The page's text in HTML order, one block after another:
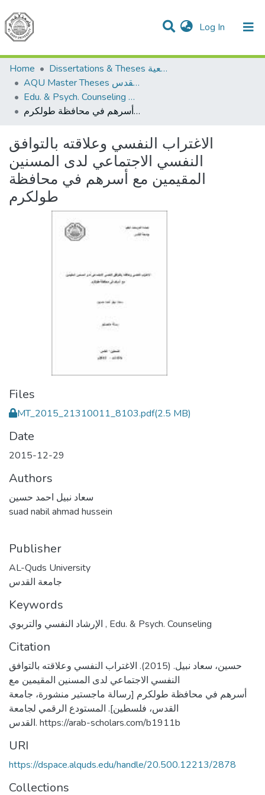
Log In (current)
Communities & Collections
All of DSpace
Home
Dissertations & Theses الرسائل الجامعية
AQU Master Theses الرسائل الجامعية الخاصة بجامعة القدس
Edu. & Psych. Counseling الإرشاد النفسي والتربوي
الاغتراب النفسي وعلاقته بالتوافق النفسي الاجتماعي لدى المسنين المقيمين مع أسرهم في محافظة طولكرم
الاغتراب النفسي وعلاقته بالتوافق
النفسي الاجتماعي لدى المسنين
المقيمين مع أسرهم في محافظة
طولكرم
Files
MT_2015_21310011_8103.pdf(2.5 MB)
Date
2015-12-29
Authors
سعاد نبيل احمد حسين
suad nabil ahmad hussein
Publisher
AL-Quds University
جامعة القدس
Keywords
, Edu. & Psych. Counseling
Citation
حسين، سعاد نبيل. (2015). الاغتراب النفسي وعلاقته بالتوافق
النفسي الاجتماعي لدى المسنين المقيمين مع
أسرهم في محافظة طولكرم [رسالة ماجستير منشورة، جامعة
القدس، فلسطين]. المستودع الرقمي لجامعة
القدس. https://arab-scholars.com/b1911b
URI
https://dspace.alquds.edu/handle/20.500.12213/2878
Collections